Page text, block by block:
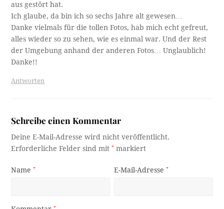
aus gestört hat.
Ich glaube, da bin ich so sechs Jahre alt gewesen…
Danke vielmals für die tollen Fotos, hab mich echt gefreut,
alles wieder so zu sehen, wie es einmal war. Und der Rest
der Umgebung anhand der anderen Fotos… Unglaublich!
Danke!!
Antworten
Schreibe einen Kommentar
Deine E-Mail-Adresse wird nicht veröffentlicht.
Erforderliche Felder sind mit* markiert
Name* E-Mail-Adresse*
*